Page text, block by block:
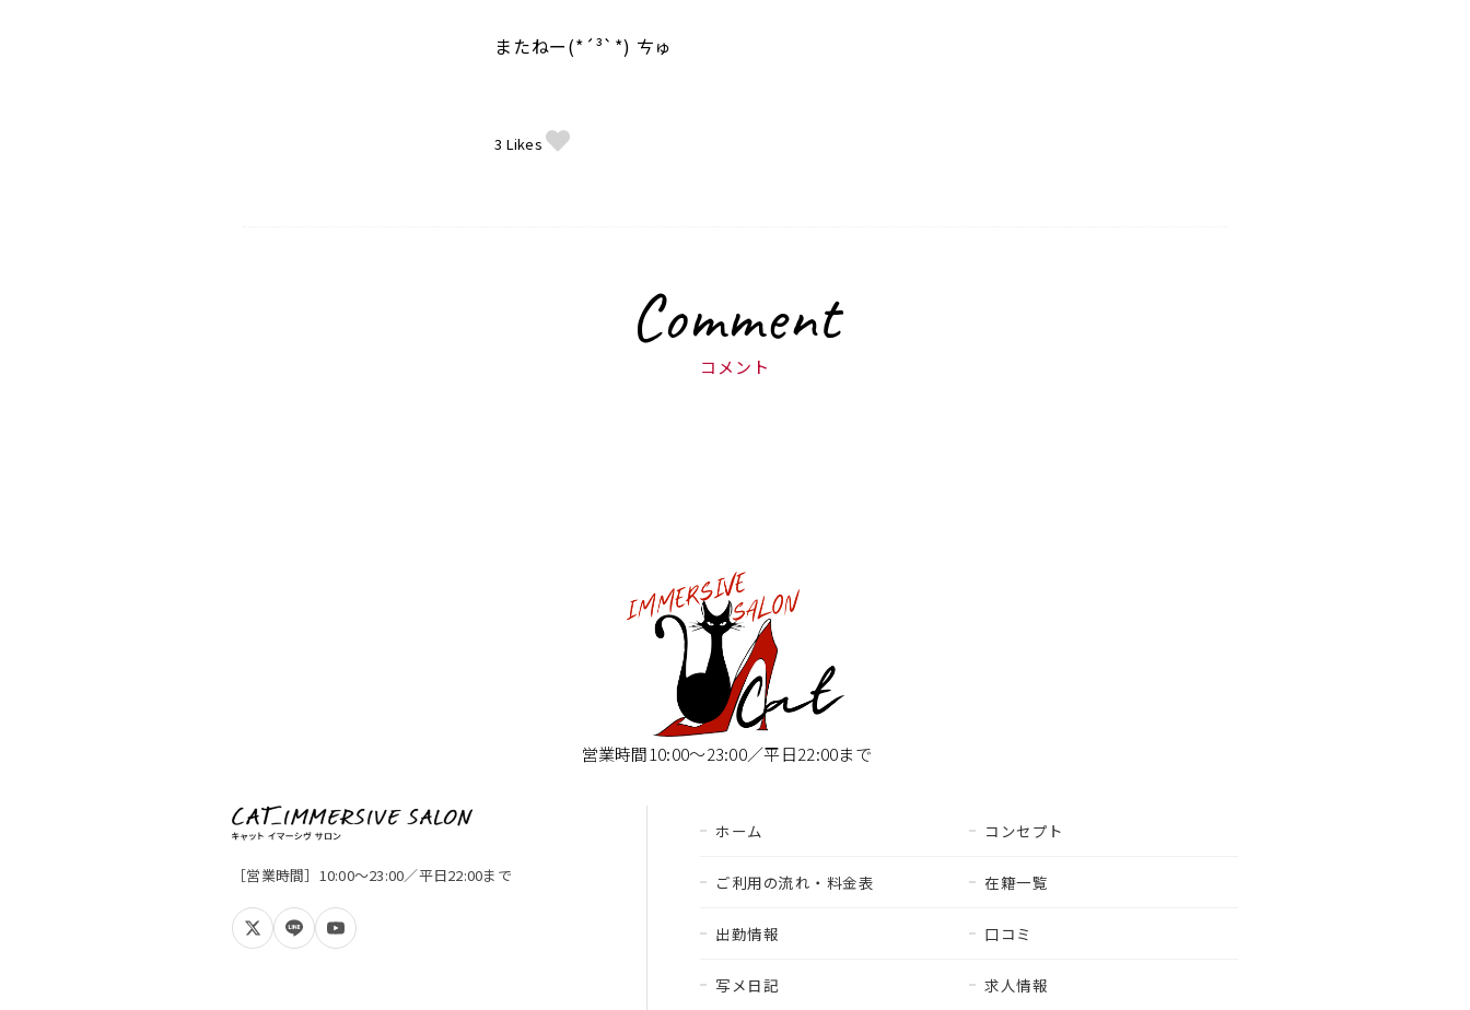
またねー(*´³`*) ㄘゅ
3 Likes
Comment
コメント
営業時間10:00〜23:00／平日22:00まで
［営業時間］10:00〜23:00／平日22:00まで
ホーム コンセプト
ご利用の流れ・料金表 在籍一覧
出勤情報 口コミ
写メ日記 求人情報